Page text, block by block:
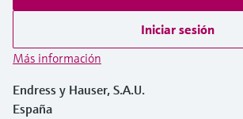
Iniciar sesión
Más información
Endress y Hauser, S.A.U.
España